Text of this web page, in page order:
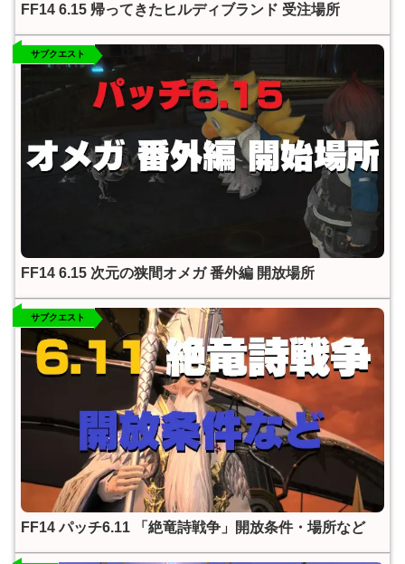
FF14 6.15 帰ってきたヒルディブランド 受注場所
サブクエスト
FF14 6.15 次元の狭間オメガ 番外編 開放場所
サブクエスト
FF14 パッチ6.11 「絶竜詩戦争」開放条件・場所など